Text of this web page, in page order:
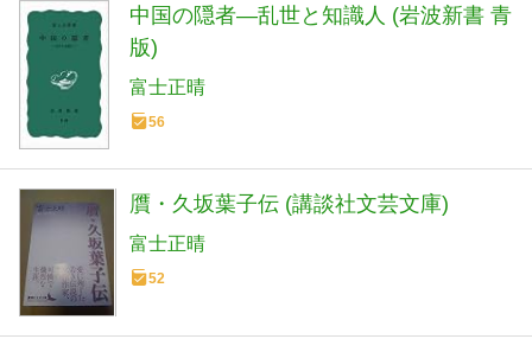
中国の隠者―乱世と知識人 (岩波新書 青
版)
富士正晴
56
贋・久坂葉子伝 (講談社文芸文庫)
富士正晴
52